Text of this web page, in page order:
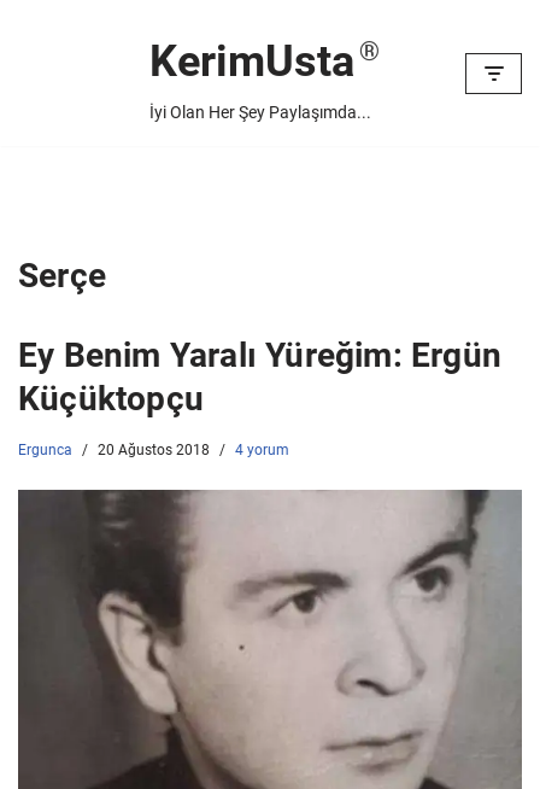
KerimUsta
İyi Olan Her Şey Paylaşımda...
Serçe
Ey Benim Yaralı Yüreğim: Ergün
Küçüktopçu
Ergunca 20 Ağustos 2018 4 yorum